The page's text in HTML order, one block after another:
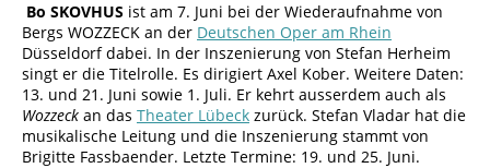
Bo SKOVHUS ist am 7. Juni bei der Wiederaufnahme von
Bergs WOZZECK an der Deutschen Oper am Rhein
Düsseldorf dabei. In der Inszenierung von Stefan Herheim
singt er die Titelrolle. Es dirigiert Axel Kober. Weitere Daten:
13. und 21. Juni sowie 1. Juli. Er kehrt ausserdem auch als
Wozzeck an das Theater Lübeck zurück. Stefan Vladar hat die
musikalische Leitung und die Inszenierung stammt von
Brigitte Fassbaender. Letzte Termine: 19. und 25. Juni.